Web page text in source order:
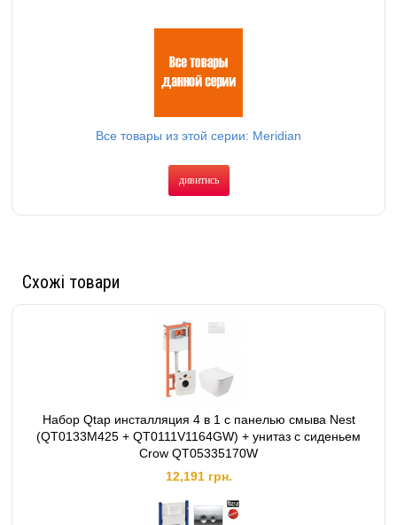
Все товары из этой серии: Meridian
дивитись
Схожі товари
Набор Qtap инсталляция 4 в 1 с панелью смыва Nest
(QT0133M425 + QT0111V1164GW) + унитаз с сиденьем
Crow QT05335170W
12,191 грн.